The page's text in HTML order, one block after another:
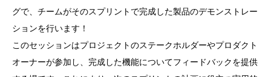
グで、チームがそのスプリントで完成した製品のデモンストレー
ションを行います！
このセッションはプロジェクトのステークホルダーやプロダクト
オーナーが参加し、完成した機能についてフィードバックを提供